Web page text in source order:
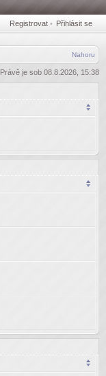
Registrovat • Přihlásit se
Nahoru
Právě je sob 08.8.2026, 15:38